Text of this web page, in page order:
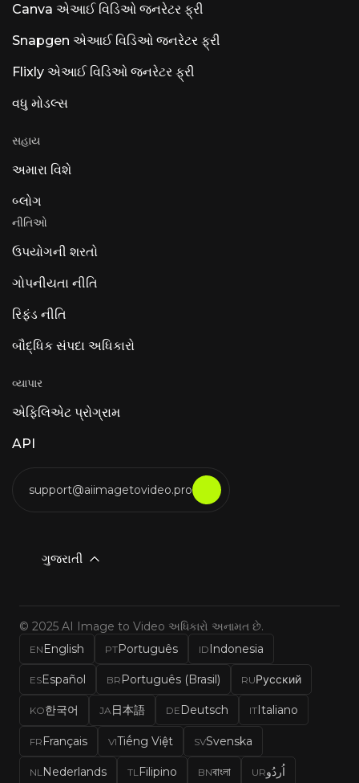
Canva એઆઈ વિડિઓ જનરેટર ફ્રી
Snapgen એઆઈ વિડિઓ જનરેટર ફ્રી
Flixly એઆઈ વિડિઓ જનરેટર ફ્રી
વધુ મોડલ્સ
સહાય
અમારા વિશે
બ્લોગ
નીતિઓ
ઉપયોગની શરતો
ગોપનીયતા નીતિ
રિફંડ નીતિ
બૌદ્ધિક સંપદા અધિકારો
વ્યાપાર
એફિલિએટ પ્રોગ્રામ
API
support@aiimagetovideo.pro
ગુજરાતી
© 2025 AI Image to Video અધિકારો અનામત છે.
EN English PTPortuguês ID Indonesia
ESEspañol BR Português (Brasil) RUРусский
KO한국어 JA 日本語 DE Deutsch ITItaliano
FR Français VITiếng Việt SVSvenska
NL Nederlands TL Filipino BNবাংলা URاُردُو